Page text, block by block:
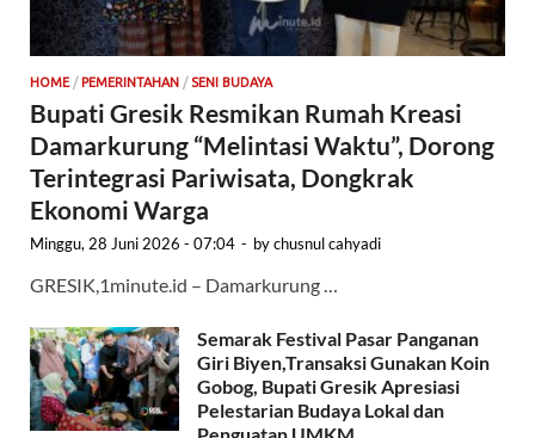
HOME/ PEMERINTAHAN /SENI BUDAYA
Bupati Gresik Resmikan Rumah Kreasi
Damarkurung “Melintasi Waktu”, Dorong
Terintegrasi Pariwisata, Dongkrak
Ekonomi Warga
Minggu, 28 Juni 2026 - 07:04 - bychusnul cahyadi
GRESIK,1minute.id – Damarkurung …
Semarak Festival Pasar Panganan
Giri Biyen,Transaksi Gunakan Koin
Gobog, Bupati Gresik Apresiasi
Pelestarian Budaya Lokal dan